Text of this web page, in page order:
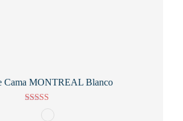
Cama MONTREAL Blanco